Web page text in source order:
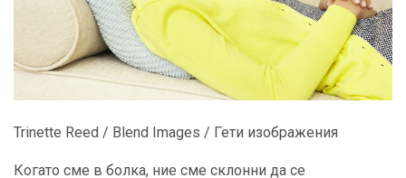
Trinette Reed / Blend Images / Гети изображения
Когато сме в болка, ние сме склонни да се